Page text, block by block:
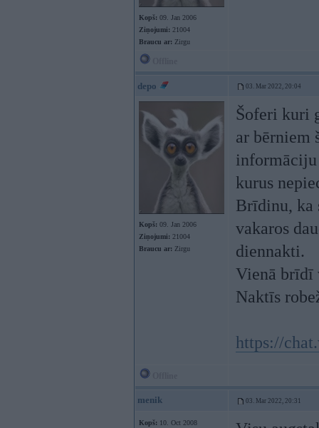
Kopš: 09. Jan 2006
Ziņojumi: 21004
Braucu ar: Zirgu
depo 03. Mar 2022, 20:04
Kopš: 09. Jan 2006
Ziņojumi: 21004
Braucu ar: Zirgu
Šoferi kuri
ar bērniem
informāciju
kurus
Brīdinu, ka
vakaros
diennakti.
Vienā brīdī
Naktīs
https://
menik 03. Mar 2022, 20:31
Kopš: 10. Oct 2008